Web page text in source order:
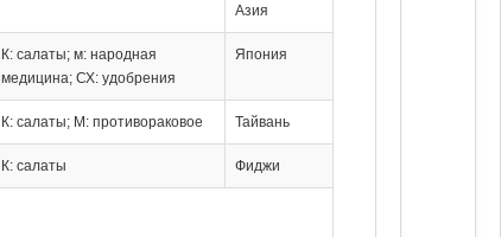
Азия
К: салаты; м: народная
медицина; СХ: удобрения
Япония
К: салаты; М: противораковое Тайвань
К: салаты Фиджи